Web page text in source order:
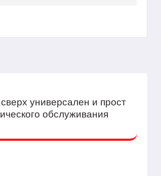
универсален и прост
обслуживания